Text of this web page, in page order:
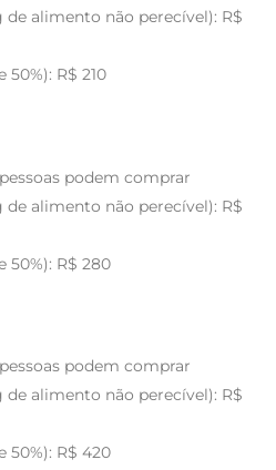
de alimento não perecível): R$
R$ 210
podem comprar
de alimento não perecível): R$
50%): R$ 280
podem comprar
de alimento não perecível): R$
50%): R$ 420